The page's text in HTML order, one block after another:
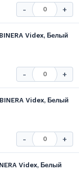
- +
Videx, Белый
- +
Videx, Белый
- +
Videx, Белый